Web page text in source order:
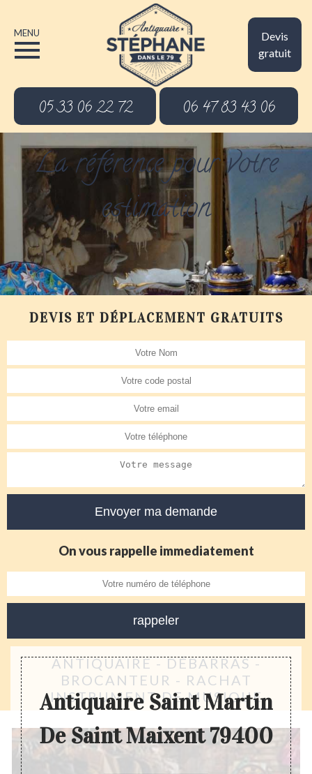
Devis
gratuit
MENU
05 33 06 22 72 06 47 83 43 06
La référence pour votre
estimation
DEVIS ET DÉPLACEMENT GRATUITS
On vous rappelle immediatement
ANTIQUAIRE - DÉBARRAS -
BROCANTEUR - RACHAT
INSTRUMENT DE MUSIQUE
Antiquaire Saint Martin
De Saint Maixent 79400